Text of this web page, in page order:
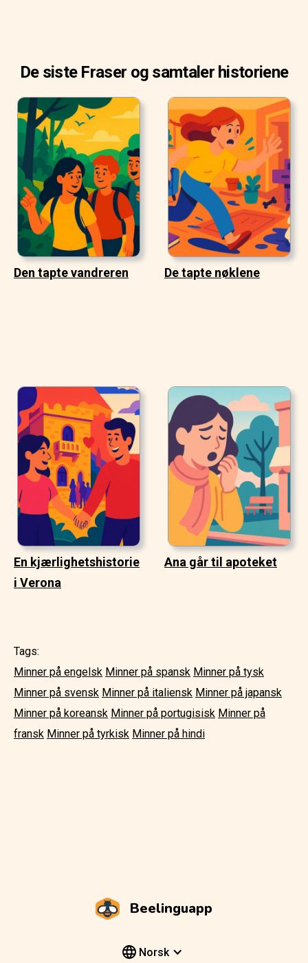
De siste Fraser og samtaler historiene
Den tapte vandreren De tapte nøklene
En kjærlighetshistorie
i Verona
Ana går til apoteket
Tags:
Minner på engelsk Minner på spansk Minner på tysk
Minner på svensk Minner på italiensk Minner på japansk
Minner på koreansk Minner på portugisisk Minner på
fransk Minner på tyrkisk Minner på hindi
Beelinguapp
Norsk